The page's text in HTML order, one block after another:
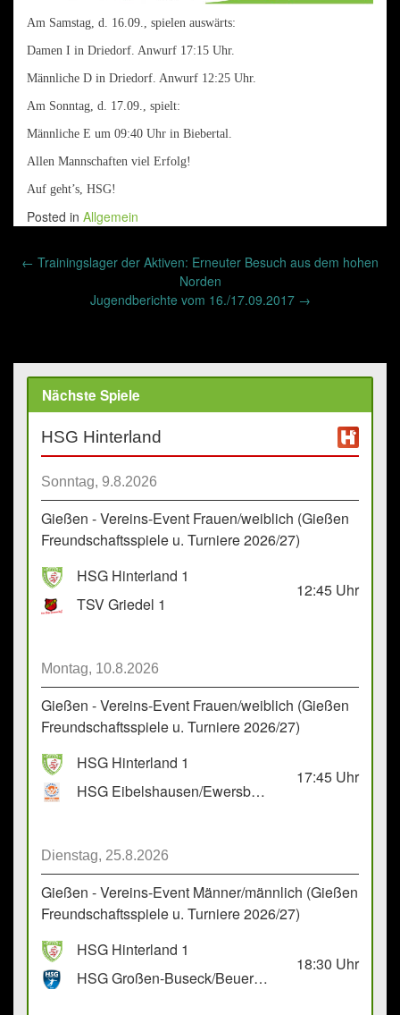
Am Samstag, d. 16.09., spielen auswärts:
Damen I in Driedorf. Anwurf 17:15 Uhr.
Männliche D in Driedorf. Anwurf 12:25 Uhr.
Am Sonntag, d. 17.09., spielt:
Männliche E um 09:40 Uhr in Biebertal.
Allen Mannschaften viel Erfolg!
Auf geht’s, HSG!
Posted in Allgemein
Post
← Trainingslager der Aktiven: Erneuter Besuch aus dem hohen
Norden
Jugendberichte vom 16./17.09.2017 →
Nächste Spiele
HSG Hinterland
Sonntag, 9.8.2026
Gießen - Vereins-Event Frauen/weiblich (Gießen
Freundschaftsspiele u. Turniere 2026/27)
HSG Hinterland 1
TSV Griedel 1
12:45 Uhr
Montag, 10.8.2026
Gießen - Vereins-Event Frauen/weiblich (Gießen
Freundschaftsspiele u. Turniere 2026/27)
HSG Hinterland 1
HSG Eibelshausen/Ewersbach GbR 2
17:45 Uhr
Dienstag, 25.8.2026
Gießen - Vereins-Event Männer/männlich (Gießen
Freundschaftsspiele u. Turniere 2026/27)
HSG Hinterland 1
HSG Großen-Buseck/Beuern 1
18:30 Uhr